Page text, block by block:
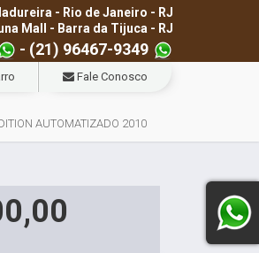
- Rio de Janeiro - RJ
Mall - Barra da Tijuca - RJ
- (21) 96467-9349
Fale Conosco
AUTOMATIZADO 2010